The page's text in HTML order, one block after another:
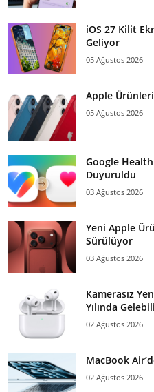
iOS 27 Kilit
Geliyor
05 Ağustos 2026
Apple
05 Ağustos 2026
Google
Duyuruldu
03 Ağustos 2026
Yeni Apple
Sürülüyor
03 Ağustos 2026
Kamerasız
Yılında
02 Ağustos 2026
MacBook
02 Ağustos 2026